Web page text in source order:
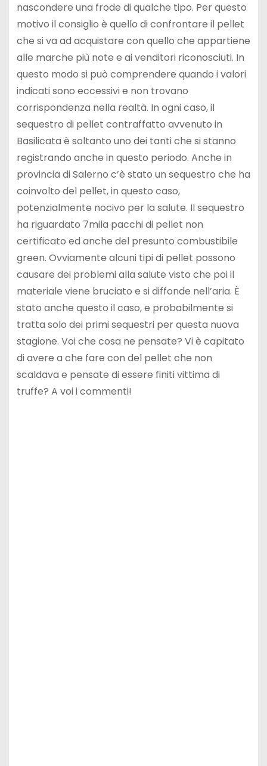
nascondere una frode di qualche tipo. Per questo
motivo il consiglio è quello di confrontare il pellet
che si va ad acquistare con quello che appartiene
alle marche più note e ai venditori riconosciuti. In
questo modo si può comprendere quando i valori
indicati sono eccessivi e non trovano
corrispondenza nella realtà. In ogni caso, il
sequestro di pellet contraffatto avvenuto in
Basilicata è soltanto uno dei tanti che si stanno
registrando anche in questo periodo. Anche in
provincia di Salerno c’è stato un sequestro che ha
coinvolto del pellet, in questo caso,
potenzialmente nocivo per la salute. Il sequestro
ha riguardato 7mila pacchi di pellet non
certificato ed anche del presunto combustibile
green. Ovviamente alcuni tipi di pellet possono
causare dei problemi alla salute visto che poi il
materiale viene bruciato e si diffonde nell’aria. È
stato anche questo il caso, e probabilmente si
tratta solo dei primi sequestri per questa nuova
stagione. Voi che cosa ne pensate? Vi è capitato
di avere a che fare con del pellet che non
scaldava e pensate di essere finiti vittima di
truffe? A voi i commenti!